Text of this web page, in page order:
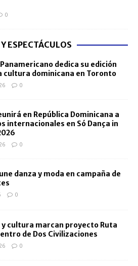
0
ESPECTÁCULOS
dedica su edición
cultura dominicana en Toronto
0
en República Dominicana a
internacionales en Só Dança in
0
danza y moda en campaña de
0
y cultura marcan proyecto Ruta
de Dos Civilizaciones
0